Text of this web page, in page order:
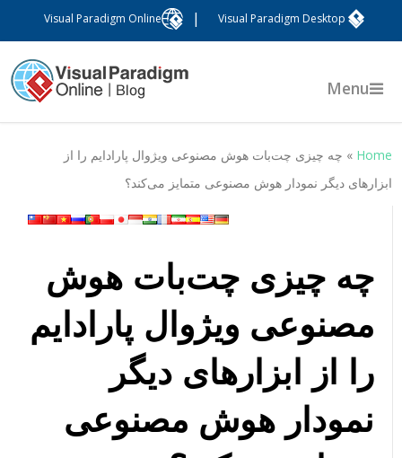
Visual Paradigm Desktop
Visual Paradigm Online
Menu
Home
» چه چیزی چت‌بات هوش مصنوعی ویژوال پارادایم را از
ابزارهای دیگر نمودار هوش مصنوعی متمایز می‌کند؟
چه چیزی چت‌بات هوش
مصنوعی ویژوال پارادایم
را از ابزارهای دیگر
نمودار هوش مصنوعی